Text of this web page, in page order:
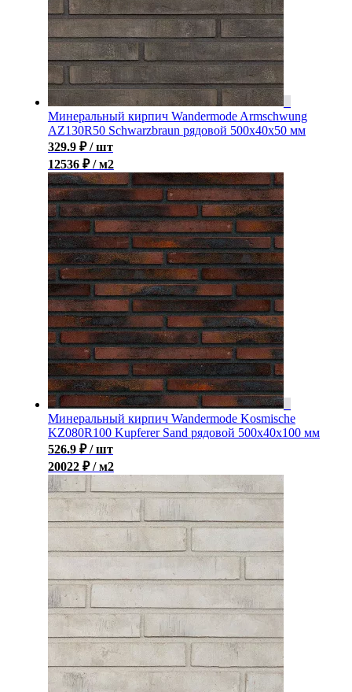
Минеральный кирпич Wandermode Armschwung
AZ130R50 Schwarzbraun рядовой 500x40x50 мм
329.9 ₽ / шт
12536 ₽ / м2
Минеральный кирпич Wandermode Kosmische
KZ080R100 Kupferer Sand рядовой 500x40x100 мм
526.9 ₽ / шт
20022 ₽ / м2